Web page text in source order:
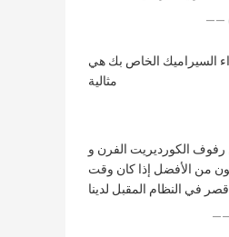
السيراميك الخاص بك هي
مثالية
رفوف الكورديريت الفرن و
من الأفضل إذا كان وقت